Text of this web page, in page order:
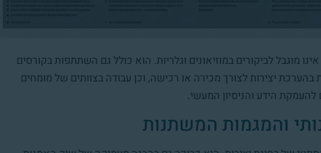
מוגבל לביקורים במוזיאונים וגלריות. הוא כולל גם השתתפות בקורסים
יצירות לצורך מכירה או רכישה, וכן עבודה בצוותים של מומחים
הידע והניסיון המעשי.
והמגמות המשתנות